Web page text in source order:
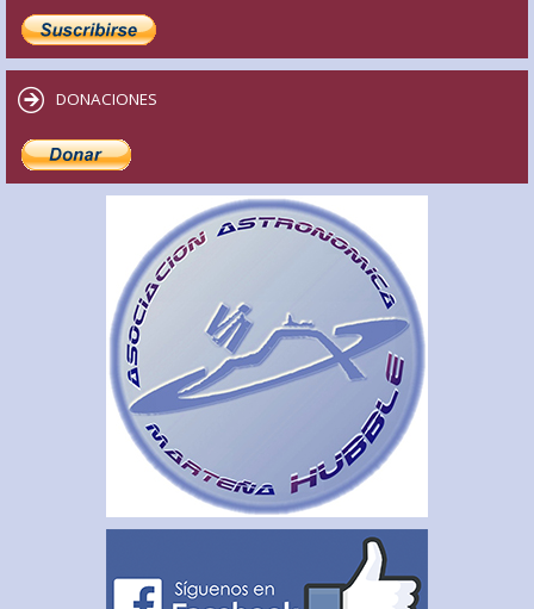
DONACIONES